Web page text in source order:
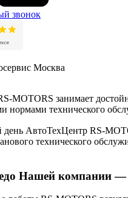
звонок
MOTORS занимает
нормами технического
АвтоТехЦентр RS-
технического
Нашей компании —